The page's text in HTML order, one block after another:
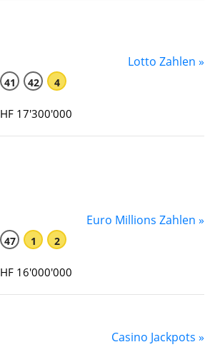
Lotto Zahlen »
41 42 4
17'300'000
Euro Millions Zahlen »
47 1 2
16'000'000
Casino Jackpots »